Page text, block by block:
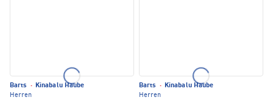
Barts · Kinabalu Haube
Herren
Barts · Kinabalu Haube
Herren